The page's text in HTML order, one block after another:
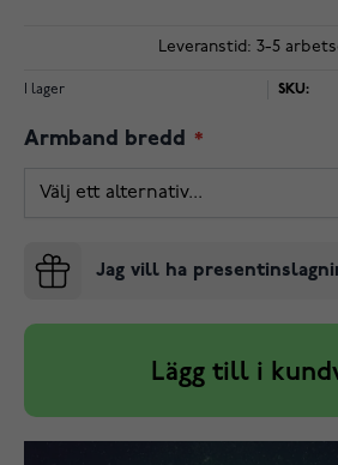
Leveranstid: 3-5
I lager SKU:
Armband bredd
Jag vill ha
Lägg till i